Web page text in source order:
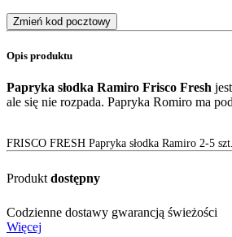
Zmień kod pocztowy
Opis produktu
Papryka słodka Ramiro Frisco Fresh
ale się nie rozpada. Papryka Romiro ma
FRISCO FRESH Papryka słodka Ramiro 2-5 szt.
Produkt dostępny
Codzienne dostawy gwarancją świeżości
Więcej